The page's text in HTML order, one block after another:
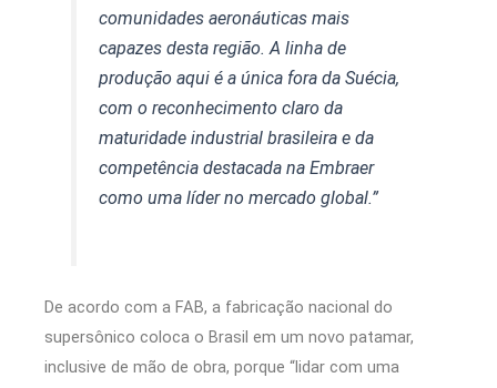
comunidades aeronáuticas mais
capazes desta região. A linha de
produção aqui é a única fora da Suécia,
com o reconhecimento claro da
maturidade industrial brasileira e da
competência destacada na Embraer
como uma líder no mercado global.”
De acordo com a FAB, a fabricação nacional do
supersônico coloca o Brasil em um novo patamar,
inclusive de mão de obra, porque “lidar com uma